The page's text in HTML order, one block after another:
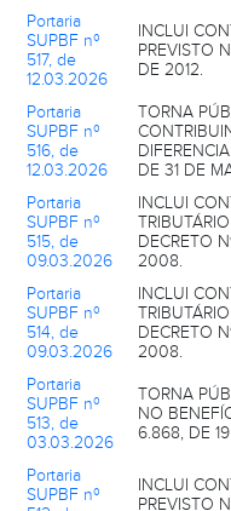
Portaria
SUPBF nº
517, de
12.03.2026
INCLUI
PREVISTO
DE 2012.
Portaria
SUPBF nº
516, de
12.03.2026
TORNA
DE 31 DE
Portaria
SUPBF nº
515, de
09.03.2026
INCLUI
DECRETO
2008.
Portaria
SUPBF nº
514, de
09.03.2026
INCLUI
DECRETO
2008.
Portaria
SUPBF nº
513, de
03.03.2026
TORNA
NO
6.868, DE
Portaria
SUPBF nº
INCLUI
PREVISTO